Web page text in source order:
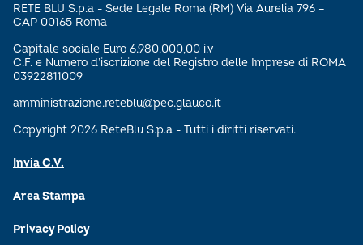
RETE BLU S.p.a - Sede Legale Roma (RM) Via Aurelia 796 –
CAP 00165 Roma
Capitale sociale Euro 6.980.000,00 i.v
C.F. e Numero d’iscrizione del Registro delle Imprese di ROMA
03922811009
amministrazione.reteblu@pec.glauco.it
Copyright 2026 ReteBlu S.p.a - Tutti i diritti riservati.
Invia C.V.
Area Stampa
Privacy Policy